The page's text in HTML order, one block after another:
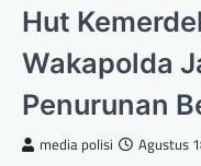
Hut
Wakapolda
Penurunan
media polisi Agustus